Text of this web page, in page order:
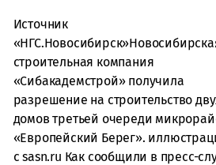
Источник
строительная компания
«Сибакадемстрой» получила
разрешение на строительство
домов третьей очереди
«Европейский Берег».
с sasn.ru Как сообщили в пресс-